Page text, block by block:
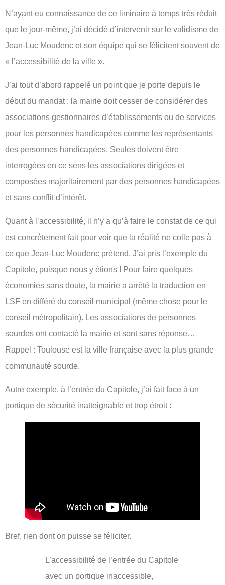
N’ayant eu connaissance de ce liminaire à temps très réduit
que le jour-même, j’ai décidé d’intervenir sur le validisme de
Jean-Luc Moudenc et son équipe qui se félicitent souvent de
« l’accessibilité de la ville ».
J’ai tout d’abord rappelé un point que je porte depuis le
début du mandat : la mairie doit cesser de considérer des
associations gestionnaires d’établissements ou de services
pour les personnes handicapées comme les représentants
des personnes handicapées. Seules doivent être
interrogées en ce sens les associations dirigées et
composées majoritairement par des personnes handicapées
et sans conflit d’intérêt.
Quant à l’accessibilité, il n’y a qu’à faire le constat de ce qui
est concrètement fait pour voir que la réalité ne colle pas à
ce que Jean-Luc Moudenc prétend. J’ai pris l’exemple du
Capitole, puisque nous y étions ! Pour faire quelques
économies sans doute, la mairie a arrêté la traduction en
LSF en différé du conseil municipal (même chose pour le
conseil métropolitain). Les associations de personnes
sourdes ont contacté la mairie et sont sans réponse…
Rappel : Toulouse est la ville française avec la plus grande
communauté sourde.
Autre exemple, à l’entrée du Capitole, j’ai fait face à un
portique de sécurité inatteignable et trop étroit :
Bref, rien dont on puisse se féliciter.
L’accessibilité de l’entrée du Capitole
avec un portique inaccessible,